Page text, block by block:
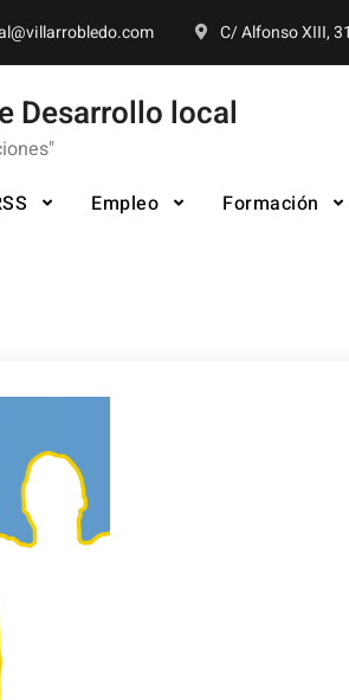
C/ Alfonso XIII,
Desarrollo local
Empleo Formación